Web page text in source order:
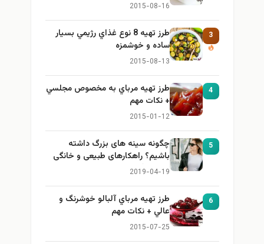
2015-08-16
3
طرز تهيه 8 نوع غذاي رژيمي بسيار
ساده و خوشمزه
2015-08-13
4
طرز تهيه مرباي به مخصوص مجلسي
+ نكات مهم
2015-01-12
5
چگونه سینه های بزرگ داشته
باشیم؟ راهکارهای طبیعی و خانگی
برای بزرگ کردن سینه
2019-04-19
6
طرز تهيه مرباي آلبالو خوشرنگ و
عالي + نكات مهم
2015-07-25